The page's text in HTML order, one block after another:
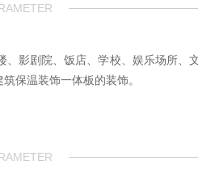
、影剧院、饭店、学校、娱乐场所、
保温装饰一体板的装饰。